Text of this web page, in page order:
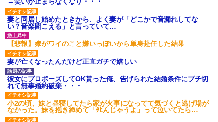
→笑いが止まらなくなり・・・
妻と同居し始めたときから、よく妻が「どこかで音漏れしてな
い？音楽聞こえる」と言っていて…
【悲報】嫁がワイのこと嫌いっぽいから単身赴任した結果
妻が亡くなったんだけど正直ガチで嬉しい
彼女にプロポーズしてOK貰った俺、告げられた結婚条件にブチ切
れて無事婚約破棄・・・
小2の頃、妹と昼寝してたら家が火事になってて気づくと逃げ場が
なかった。妹を抱き締めて「ﾀﾋんじゃうよ」って泣いてたら…